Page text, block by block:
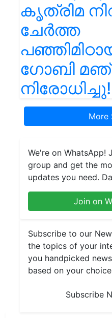
കൃത്രിമ
ചേർത്ത
ഗോബി
More
We're on WhatsApp!
group and get the
updates you need.
Join on
Subscribe to our
the topics of your
you handpicked
based on your
Subscribe